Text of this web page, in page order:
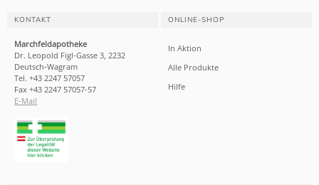
KONTAKT
Marchfeldapotheke
Dr. Leopold Figl-Gasse 3, 2232
Deutsch-Wagram
Tel. +43 2247 57057
Fax +43 2247 57057-57
E-Mail
ONLINE-SHOP
In Aktion
Alle Produkte
Hilfe